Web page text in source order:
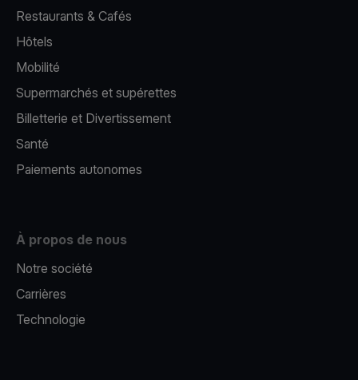
Restaurants & Cafés
Hôtels
Mobilité
Supermarchés et supérettes
Billetterie et Divertissement
Santé
Paiements autonomes
À propos de nous
Notre société
Carrières
Technologie